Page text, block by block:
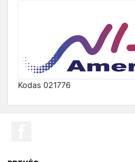
Kodas 021776